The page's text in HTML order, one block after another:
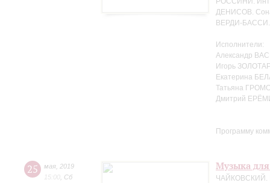
ДЕНИСОВ.
ВЕРДИ-БАССИ.
Исполнители:
Александр
Игорь
Екатерина
Татьяна
Дмитрий
Программу
25 мая 2019
15:00 Сб
Музыка
ЧАЙКОВСКИЙ.